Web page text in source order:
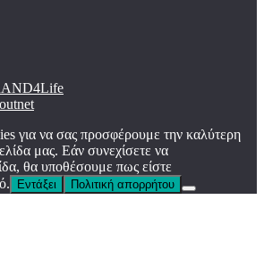
για να σας προσφέρουμε την καλύτερη
μας. Εάν συνεχίσετε να
θα υποθέσουμε πως είστε
Εντάξει Πολιτική απορρήτου